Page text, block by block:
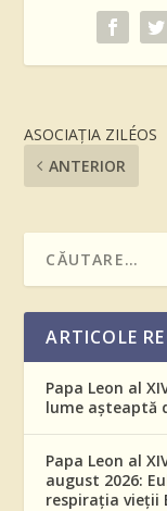
ASOCIAȚIA ZILÉOS
ANTERIOR
ARTICOLE
Papa Leon al
lume așteaptă
Papa Leon al
august 2026:
respirația vieții